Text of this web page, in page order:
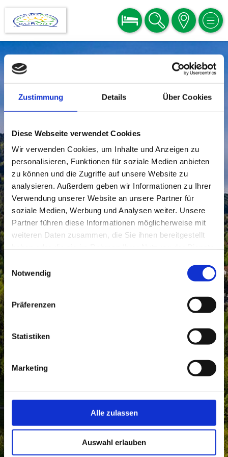
Zustimmung Details Über Cookies
Diese Webseite verwendet Cookies
Wir verwenden Cookies, um Inhalte und Anzeigen zu
personalisieren, Funktionen für soziale Medien anbieten
zu können und die Zugriffe auf unsere Website zu
analysieren. Außerdem geben wir Informationen zu Ihrer
Verwendung unserer Website an unsere Partner für
soziale Medien, Werbung und Analysen weiter. Unsere
Partner führen diese Informationen möglicherweise mit
weiteren Daten zusammen, die Sie ihnen bereitgestellt
Notwendig
Präferenzen
Statistiken
Marketing
Alle zulassen
Auswahl erlauben
BUCHEN SUCHE KARTE MENÜ